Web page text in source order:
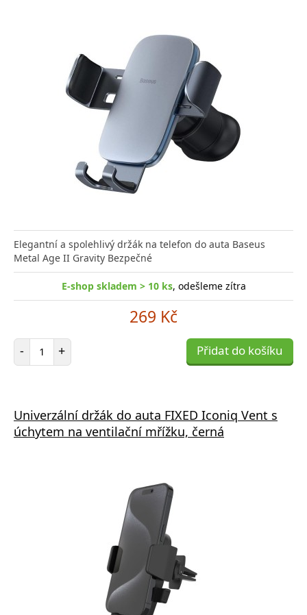
Elegantní a spolehlivý držák na telefon do auta Baseus
Metal Age II Gravity Bezpečné
E-shop skladem > 10 ks, odešleme zítra
269 Kč
- Počet položek
+ Přidat do košíku
Univerzální držák do auta FIXED Iconiq Vent s
úchytem na ventilační mřížku, černá